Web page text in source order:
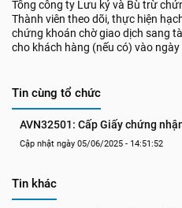
Tổng công ty Lưu ký và Bù trừ
Thành viên theo dõi, thực hiện
chứng khoán chờ giao dịch sang
cho khách hàng (nếu có) vào ngày
Tin cùng tổ chức
AVN32501: Cấp Giấy chứng
Cập nhật ngày 05/06/2025 - 14:51:52
Tin khác